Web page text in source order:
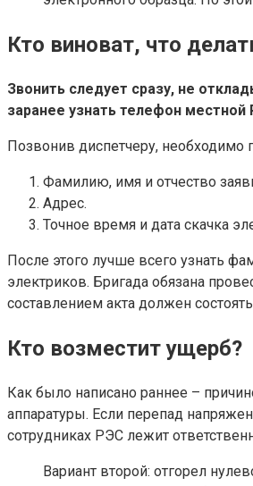
Кто виноват, что
Звонить следует сразу, не
заранее узнать телефон местной
Позвонив диспетчеру,
Фамилию, имя и отчество
Адрес.
Точное время и дата скачка
После этого лучше всего узнать
электриков. Бригада обязана
составлением акта должен
Кто возместит ущерб?
Как было написано раннее –
аппаратуры. Если перепад
сотрудниках РЭС лежит
Вариант второй: отгорел